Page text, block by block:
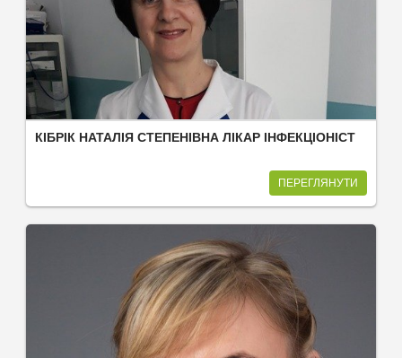
КІБРІК НАТАЛІЯ СТЕПЕНІВНА ЛІКАР ІНФЕКЦІОНІСТ
ПЕРЕГЛЯНУТИ